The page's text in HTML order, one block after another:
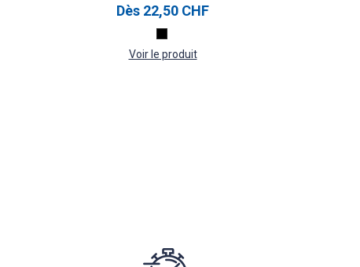
Dès 22,50 CHF
Voir le produit